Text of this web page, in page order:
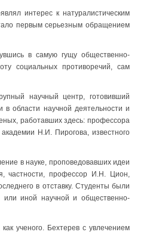
интерес к натуралистическим
первым серьезным обращением
в самую гущу общественно-
социальных противоречий, сам
научный центр, готовивший
области научной деятельности и
работавших здесь: профессора
Н.И. Пирогова, известного
в науке, проповедовавших идеи
частности, профессор И.Н. Цион,
в отставку. Студенты были
или иной научной и общественно-
ученого. Бехтерев с увлечением